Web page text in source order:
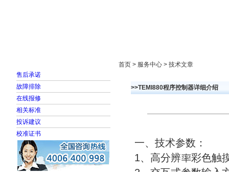
售后承诺
故障排除
在线报修
相关标准
投诉建议
校准证书
首页 > 服务中心 > 技术文章
>>TEMI880程序控制器详细介绍
一、技术参数：
1、高分辨率彩色触